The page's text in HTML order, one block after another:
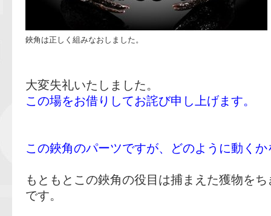
鋏角は正しく組みなおしました。
大変失礼いたしました。
この場をお借りしてお詫び申し上げます。
この鋏角のパーツですが、どのように動く
もともとこの鋏角の役目は捕まえた獲物を
です。